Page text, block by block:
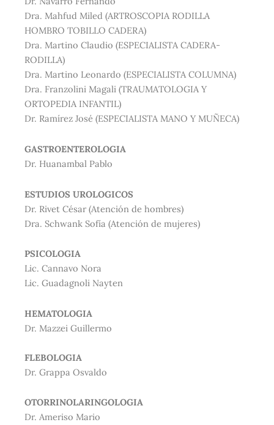
Dra. Mahfud Miled (ARTROSCOPIA RODILLA
HOMBRO TOBILLO CADERA)
Dra. Martino Claudio (ESPECIALISTA CADERA-
RODILLA)
Dra. Martino Leonardo (ESPECIALISTA COLUMNA)
Dra. Franzolini Magali (TRAUMATOLOGIA Y
ORTOPEDIA INFANTIL)
Dr. Ramírez José (ESPECIALISTA MANO Y MUÑECA)
GASTROENTEROLOGIA
Dr. Huanambal Pablo
ESTUDIOS UROLOGICOS
Dr. Rivet César (Atención de hombres)
Dra. Schwank Sofía (Atención de mujeres)
PSICOLOGIA
Lic. Cannavo Nora
Lic. Guadagnoli Nayten
HEMATOLOGIA
Dr. Mazzei Guillermo
FLEBOLOGIA
Dr. Grappa Osvaldo
OTORRINOLARINGOLOGIA
Dr. Ameriso Mario